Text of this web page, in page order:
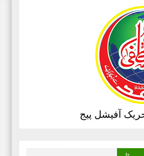
آفیشل پیج
دور میڈیا کا دور ہے۔
کاز کے بہترین
لئے اس کی اہمیت سے
کیا جا سکتا۔سعید
مصطفائی تحریک فیصل
۔
تحریک،جناب حافظ
سیکرٹری جنرل
بنام ذمہ داران مصطفائی
، پاکستان،